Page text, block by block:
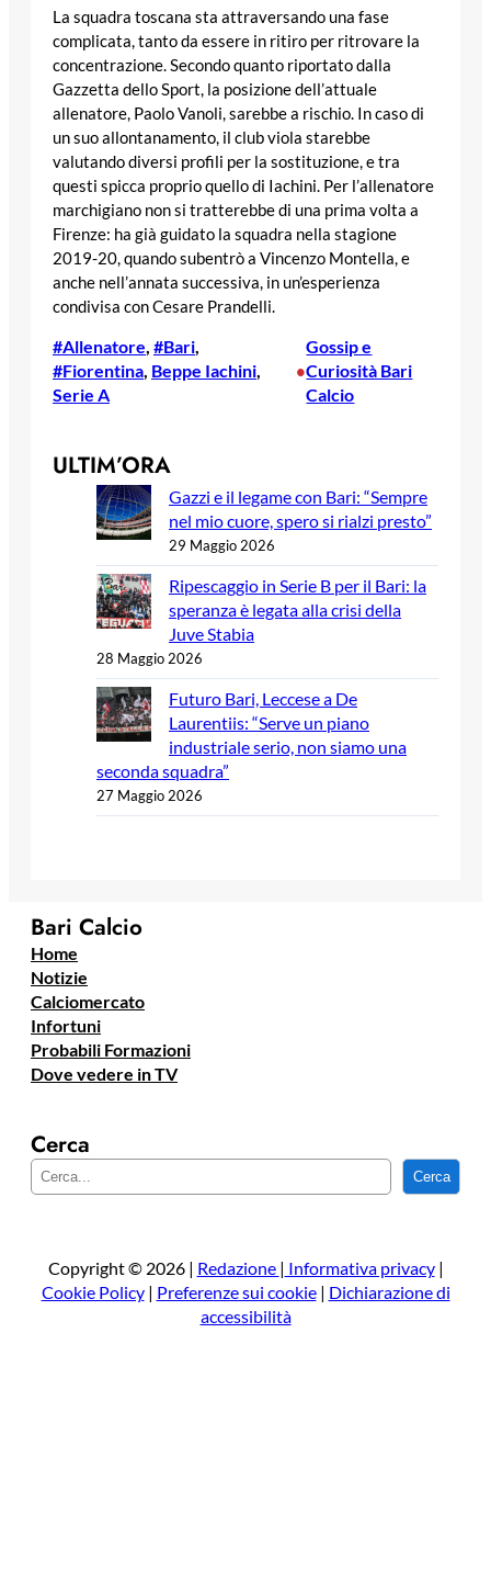
La squadra toscana sta attraversando una fase
complicata, tanto da essere in ritiro per ritrovare la
concentrazione. Secondo quanto riportato dalla
Gazzetta dello Sport, la posizione dell’attuale
allenatore, Paolo Vanoli, sarebbe a rischio. In caso di
un suo allontanamento, il club viola starebbe
valutando diversi profili per la sostituzione, e tra
questi spicca proprio quello di Iachini. Per l’allenatore
marchigiano non si tratterebbe di una prima volta a
Firenze: ha già guidato la squadra nella stagione
2019-20, quando subentrò a Vincenzo Montella, e
anche nell’annata successiva, in un’esperienza
condivisa con Cesare Prandelli.
#Allenatore, #Bari
#Fiorentina, Beppe Iachini
Serie A
•
Gossip e
Curiosità Bari
Calcio
ULTIM’ORA
Gazzi e il legame con Bari: “Sempre
nel mio cuore, spero si rialzi presto”
29 Maggio 2026
Ripescaggio in Serie B per il Bari: la
speranza è legata alla crisi della
Juve Stabia
28 Maggio 2026
Futuro Bari, Leccese a De
Laurentiis: “Serve un piano
industriale serio, non siamo una
seconda squadra”
27 Maggio 2026
Bari Calcio
Home
Notizie
Calciomercato
Infortuni
Probabili Formazioni
Dove vedere in TV
Cerca
e
a
Cerca
Copyright © 2026 | Redazione | Informativa privacy|
Cookie Policy| Preferenze sui cookie| Dichiarazione di
accessibilità